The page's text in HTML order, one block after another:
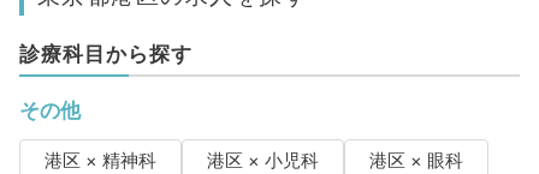
診療科目から探す
その他
港区 × 精神科 港区 × 小児科
港区 × 眼科